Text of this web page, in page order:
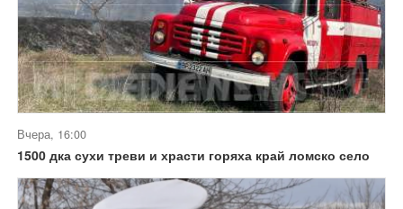
Вчера, 16:00
1500 дка сухи треви и храсти горяха край ломско село